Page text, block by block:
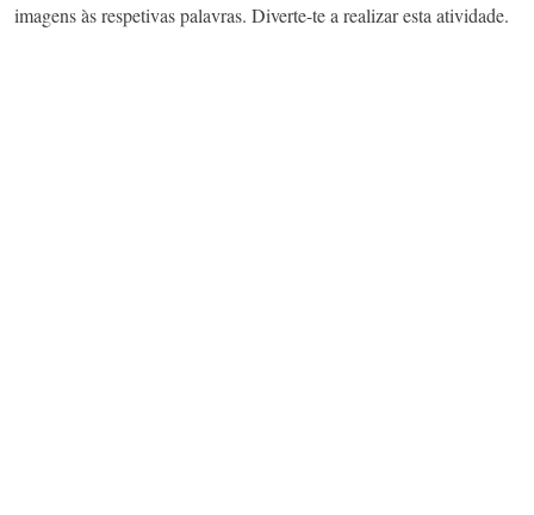
imagens às respetivas palavras. Diverte-te a realizar esta atividade.